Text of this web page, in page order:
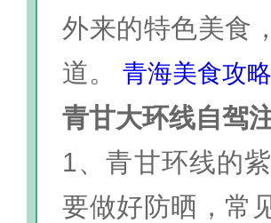
外来的特色美食
道。 青海美食攻
青甘大环线自驾
1、青甘环线的
要做好防晒，常